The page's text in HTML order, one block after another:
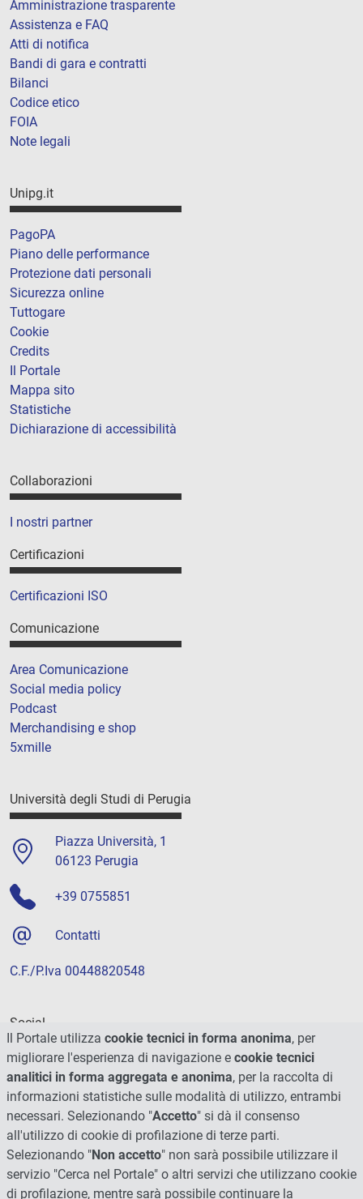
Amministrazione trasparente
Assistenza e FAQ
Atti di notifica
Bandi di gara e contratti
Bilanci
Codice etico
FOIA
Note legali
Unipg.it
PagoPA
Piano delle performance
Protezione dati personali
Sicurezza online
Tuttogare
Cookie
Credits
Il Portale
Mappa sito
Statistiche
Dichiarazione di accessibilità
Collaborazioni
I nostri partner
Certificazioni
Certificazioni ISO
Comunicazione
Area Comunicazione
Social media policy
Podcast
Merchandising e shop
5xmille
Università degli Studi di Perugia
Piazza Università, 1
06123 Perugia
+39 0755851
Contatti
C.F./P.Iva 00448820548
Social
Il Portale utilizza cookie tecnici in forma anonima, per
migliorare l'esperienza di navigazione e cookie tecnici
analitici in forma aggregata e anonima, per la raccolta di
informazioni statistiche sulle modalità di utilizzo, entrambi
necessari. Selezionando "Accetto" si dà il consenso
all'utilizzo di cookie di profilazione di terze parti.
Selezionando "Non accetto" non sarà possibile utilizzare il
servizio "Cerca nel Portale" o altri servizi che utilizzano cookie
di profilazione, mentre sarà possibile continuare la